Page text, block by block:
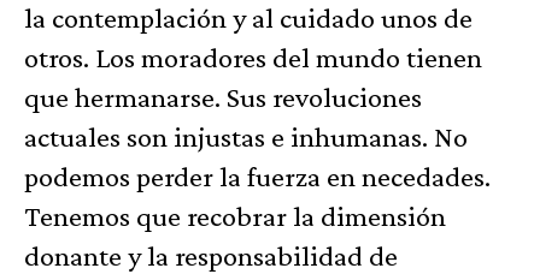
la contemplación y al cuidado unos de
otros. Los moradores del mundo tienen
que hermanarse. Sus revoluciones
actuales son injustas e inhumanas. No
podemos perder la fuerza en necedades.
Tenemos que recobrar la dimensión
donante y la responsabilidad de